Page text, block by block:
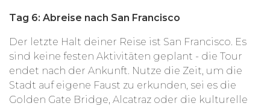
Tag 6: Abreise nach San Francisco
Der letzte Halt deiner Reise ist San Francisco. Es
sind keine festen Aktivitäten geplant - die Tour
endet nach der Ankunft. Nutze die Zeit, um die
Stadt auf eigene Faust zu erkunden, sei es die
Golden Gate Bridge, Alcatraz oder die kulturelle